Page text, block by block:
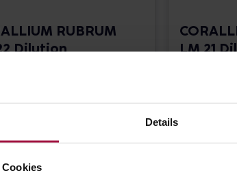
Details
RUBRUM
Dilution
LM 21